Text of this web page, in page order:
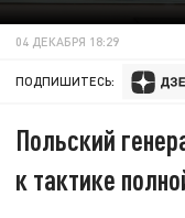
04 ДЕКАБРЯ 18:29
ПОДПИШИТЕСЬ:
Польский
к тактике